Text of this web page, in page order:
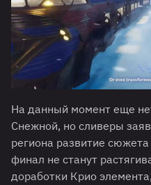
На данный момент еще
Снежной, но сливеры
региона развитие
финал не станут
доработки Крио